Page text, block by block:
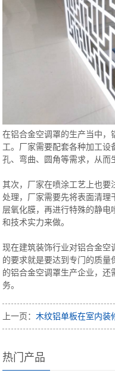
在铝合金空调罩的生产当中，
工。厂家需要配套各种加工设
孔、弯曲、圆角等需求，从而
其次，厂家在喷涂工艺上也要
处理，厂家需要先将表面清
层氧化膜，再进行特殊的静
和技术实力来做。
现在建筑装饰行业对铝合金空
的要求就是要达到专门的质
的铝合金空调罩生产企业，还
务。
上一页：木纹铝单板在室内装
热门产品